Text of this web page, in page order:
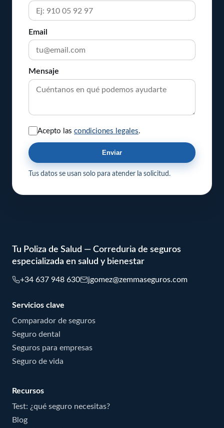
Email
Mensaje
Acepto las condiciones legales
Enviar
Tus datos se usan solo para atender la solicitud.
Tu Poliza de Salud — Correduria de seguros
especializada en salud y bienestar
+34 637 948 630 jgomez@zemmaseguros.com
Servicios clave
Comparador de seguros
Seguro dental
Seguros para empresas
Seguro de vida
Recursos
Test: ¿qué seguro necesitas?
Blog